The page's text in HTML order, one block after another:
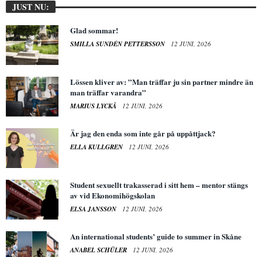
JUST NU:
Glad sommar!
SMILLA SUNDÉN PETTERSSON 12 JUNI, 2026
Lössen kliver av: ”Man träffar ju sin partner mindre än
man träffar varandra”
MARIUS LYCKÅ 12 JUNI, 2026
Är jag den enda som inte går på uppåttjack?
ELLA KULLGREN 12 JUNI, 2026
Student sexuellt trakasserad i sitt hem – mentor stängs
av vid Ekonomihögskolan
ELSA JANSSON 12 JUNI, 2026
An international students’ guide to summer in Skåne
ANABEL SCHÜLER 12 JUNI, 2026